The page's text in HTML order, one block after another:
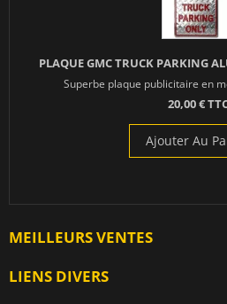
PLAQUE GMC TRUCK PARKING
Superbe plaque publicitaire en
20,00 €
Ajouter Au
MEILLEURS VENTES
LIENS DIVERS